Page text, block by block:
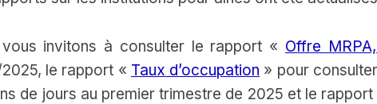
invitons à consulter le rapport « Offre
le rapport « Taux d’occupation » pour
de jours au premier trimestre de 2025 et le rapport